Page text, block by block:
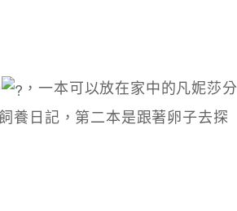
，一本可以放在家中的凡妮莎分
養日記，第二本是跟著卵子去探